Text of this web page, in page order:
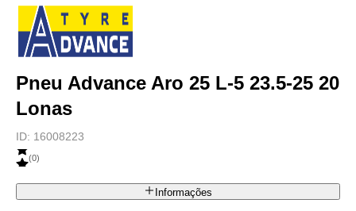
Pneu Advance Aro 25 L-5 23.5-25 20
Lonas
ID: 16008223
(0)
Informações